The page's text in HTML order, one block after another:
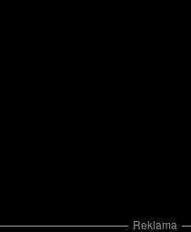
Reklama